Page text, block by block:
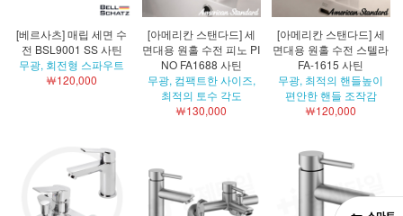
[베르사츠] 매립 세면 수
전 BSL9001 SS 사틴
무광, 회전형 스파우트
￦120,000
[아메리칸 스탠다드] 세
면대용 원홀 수전 피노 PI
NO FA1688 사틴
무광, 컴팩트한 사이즈,
최적의 토수 각도
￦130,000
[아메리칸 스탠다드] 세
면대용 원홀 수전 스텔라
FA-1615 사틴
무광, 최적의 핸들높이
편안한 핸들 조작감
￦120,000